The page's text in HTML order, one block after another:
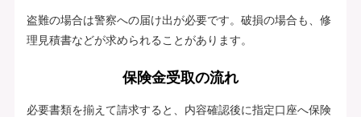
盗難の場合は警察への届け出が必要です。破損の場合も、修
理見積書などが求められることがあります。
保険金受取の流れ
必要書類を揃えて請求すると、内容確認後に指定口座へ保険